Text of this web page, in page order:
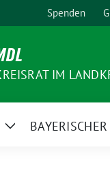
Spenden
IM
Zeige